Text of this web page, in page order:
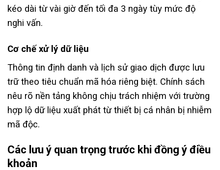
kéo dài từ vài giờ đến tối đa 3 ngày tùy mức độ
nghi vấn.
Cơ chế xử lý dữ liệu
Thông tin định danh và lịch sử giao dịch được lưu
trữ theo tiêu chuẩn mã hóa riêng biệt. Chính sách
nêu rõ nền tảng không chịu trách nhiệm với trường
hợp lộ dữ liệu xuất phát từ thiết bị cá nhân bị nhiễm
mã độc.
Các lưu ý quan trọng trước khi đồng ý điều
khoản